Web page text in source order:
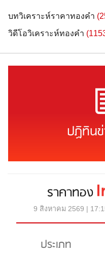
บทวิเคราะห์ราคาทองคำ
วิดีโอวิเคราะห์ทองคำ
ปฏิทิน
ราคาทอง
9 สิงหาคม 2569 |
ประเภท